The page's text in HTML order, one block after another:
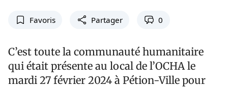
Favoris Partager 0
C’est toute la communauté humanitaire
qui était présente au local de l’OCHA le
mardi 27 février 2024 à Pétion-Ville pour